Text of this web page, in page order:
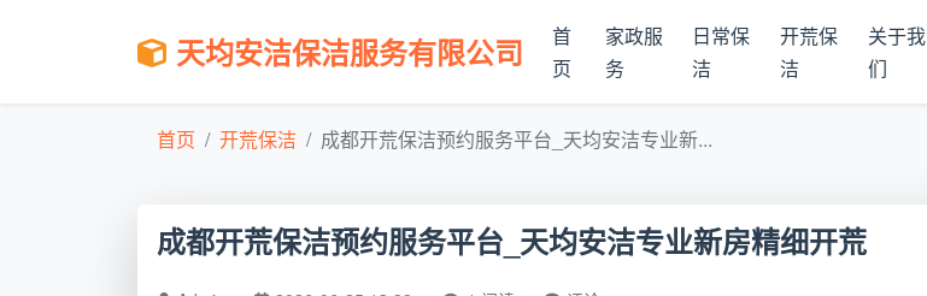
天均安洁保洁服务有限公司
首
页
家政服
务
日常保
洁
开荒保
洁
关于我
们
首页 开荒保洁 成都开荒保洁预约服务平台_天均安洁专业新...
成都开荒保洁预约服务平台_天均安洁专业新房精细开荒